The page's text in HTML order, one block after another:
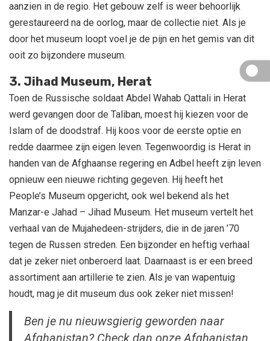
aanzien in de regio. Het gebouw zelf is weer behoorlijk
gerestaureerd na de oorlog, maar de collectie niet. Als je
door het museum loopt voel je de pijn en het gemis van dit
ooit zo bijzondere museum.
3. Jihad Museum, Herat
Toen de Russische soldaat Abdel Wahab Qattali in Herat
werd gevangen door de Taliban, moest hij kiezen voor de
Islam of de doodstraf. Hij koos voor de eerste optie en
redde daarmee zijn eigen leven. Tegenwoordig is Herat in
handen van de Afghaanse regering en Adbel heeft zijn leven
opnieuw een nieuwe richting gegeven. Hij heeft het
People’s Museum opgericht, ook wel bekend als het
Manzar-e Jahad – Jihad Museum. Het museum vertelt het
verhaal van de Mujahedeen-strijders, die in de jaren ’70
tegen de Russen streden. Een bijzonder en heftig verhaal
dat je zeker niet onberoerd laat. Daarnaast is er een breed
assortiment aan artillerie te zien. Als je van wapentuig
houdt, mag je dit museum dus ook zeker niet missen!
Ben je nu nieuwsgierig geworden naar
Afghanistan? Check dan onze Afghanistan